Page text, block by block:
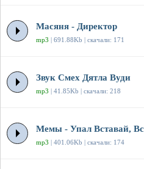
Масяня - Директор
mp3 | 691.88Kb | скачали: 171
Звук Смех Дятла Вуди
mp3 | 41.85Kb | скачали: 218
Мемы - Упал Вставай,
mp3 | 401.06Kb | скачали: 174